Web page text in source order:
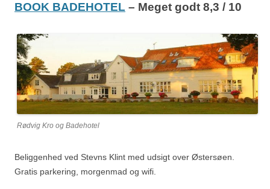
BOOK BADEHOTEL – Meget godt 8,3 / 10
Rødvig Kro og Badehotel
Beliggenhed ved Stevns Klint med udsigt over Østersøen.
Gratis parkering, morgenmad og wifi.